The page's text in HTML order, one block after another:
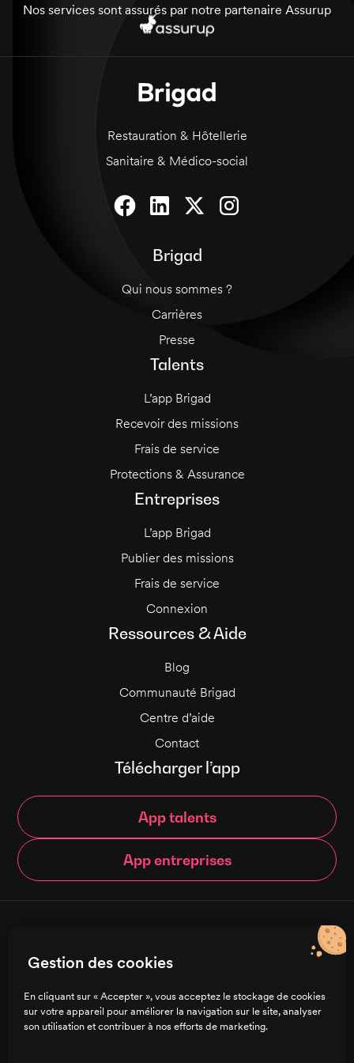
Nos services sont assurés par notre partenaire Assurup
Restauration & Hôtellerie
Sanitaire & Médico-social
Brigad
Qui nous sommes ?
Carrières
Presse
Talents
L’app Brigad
Recevoir des missions
Frais de service
Protections & Assurance
Entreprises
L’app Brigad
Publier des missions
Frais de service
Connexion
Ressources & Aide
Blog
Communauté Brigad
Centre d’aide
Contact
Télécharger l’app
App talents
App entreprises
Charte de confidentialité
CGU/CGV
Gestion des cookies
En cliquant sur « Accepter », vous acceptez le stockage de cookies
sur votre appareil pour améliorer la navigation sur le site, analyser
son utilisation et contribuer à nos efforts de marketing.